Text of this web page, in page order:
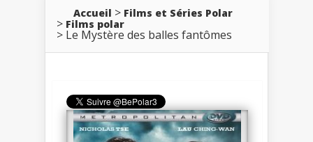
Accueil
Films et Séries Polar
Films polar
Le Mystère des balles fantômes